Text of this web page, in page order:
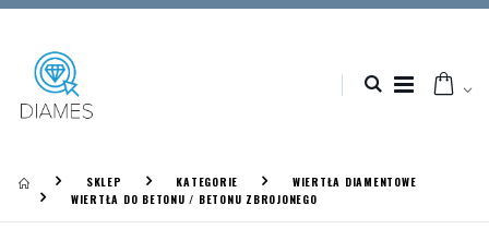
SKLEP KATEGORIE
WIERTŁA DIAMENTOWE
WIERTŁA DO BETONU / BETONU ZBROJONEGO